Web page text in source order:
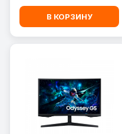
В КОРЗИНУ